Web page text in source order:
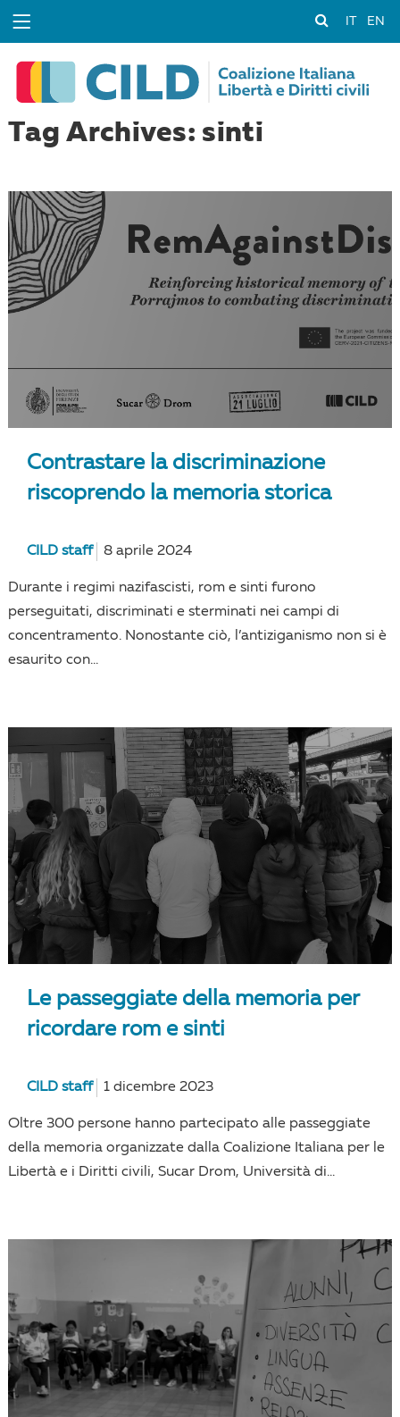
EN
Tag Archives: sinti
Contrastare la discriminazione
riscoprendo la memoria storica
CILD staff 8 aprile 2024
Durante i regimi nazifascisti, rom e sinti furono
perseguitati, discriminati e sterminati nei campi di
concentramento. Nonostante ciò, l’antiziganismo non si è
esaurito con...
Le passeggiate della memoria per
ricordare rom e sinti
CILD staff 1 dicembre 2023
Oltre 300 persone hanno partecipato alle passeggiate
della memoria organizzate dalla Coalizione Italiana per le
Libertà e i Diritti civili, Sucar Drom, Università di...